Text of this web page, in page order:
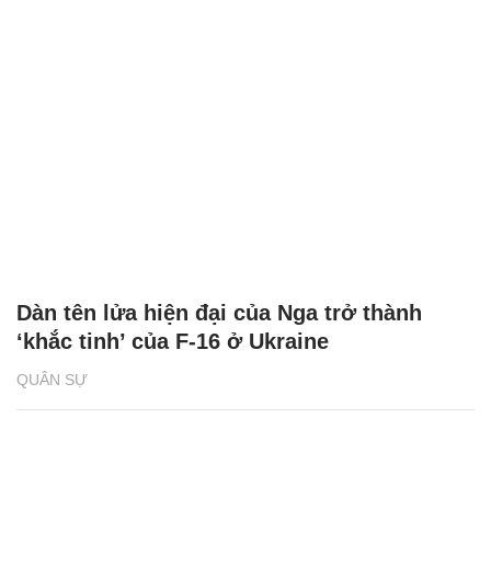
QUÂN SỰ
Dàn tên lửa hiện đại của Nga trở thành
‘khắc tinh’ của F-16 ở Ukraine